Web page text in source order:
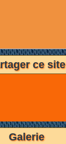
ce site
Galerie